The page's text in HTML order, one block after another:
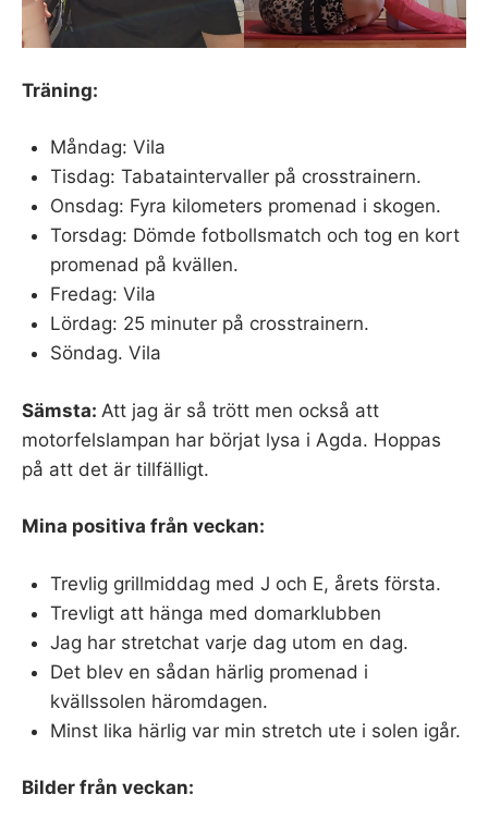
Träning:
Måndag: Vila
Tisdag: Tabataintervaller på crosstrainern.
Onsdag: Fyra kilometers promenad i skogen.
Torsdag: Dömde fotbollsmatch och tog en kort
promenad på kvällen.
Fredag: Vila
Lördag: 25 minuter på crosstrainern.
Söndag. Vila
Sämsta: Att jag är så trött men också att
motorfelslampan har börjat lysa i Agda. Hoppas
på att det är tillfälligt.
Mina positiva från veckan:
Trevlig grillmiddag med J och E, årets första.
Trevligt att hänga med domarklubben
Jag har stretchat varje dag utom en dag.
Det blev en sådan härlig promenad i
kvällssolen häromdagen.
Minst lika härlig var min stretch ute i solen igår.
Bilder från veckan: